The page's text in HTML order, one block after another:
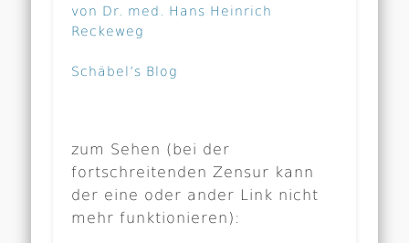
von Dr. med. Hans Heinrich
Reckeweg
Schäbel’s Blog
zum Sehen (bei der
fortschreitenden Zensur kann
der eine oder ander Link nicht
mehr funktionieren):